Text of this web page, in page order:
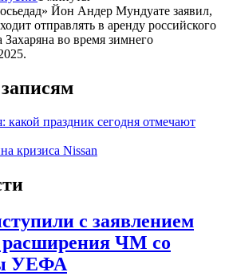
Йон Андер Мундуате заявил,
отправлять в аренду российского
во время зимнего
какой праздник сегодня отмечают
кризиса Nissan
с заявлением
расширения ЧМ со
УЕФА